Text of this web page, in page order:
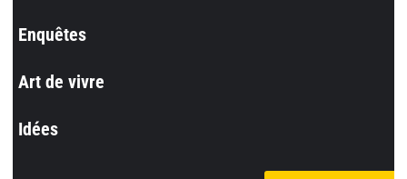
Enquêtes
Art de vivre
Idées